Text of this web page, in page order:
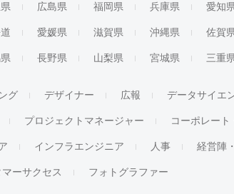
広島県 福岡県 兵庫県 愛知
愛媛県 滋賀県 沖縄県 佐賀
長野県 山梨県 宮城県 三重
グ デザイナー 広報 データサイエ
プロジェクトマネージャー コーポレート
インフラエンジニア 人事 経営陣
マーサクセス フォトグラファー